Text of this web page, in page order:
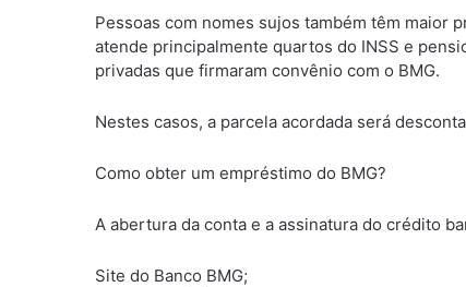
Pessoas com nomes sujos também têm maior
atende principalmente quartos do INSS e
privadas que firmaram convênio com o BMG.
Nestes casos, a parcela acordada será
Como obter um empréstimo do BMG?
A abertura da conta e a assinatura do crédito
Site do Banco BMG;